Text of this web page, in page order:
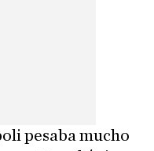
pesaba mucho